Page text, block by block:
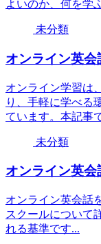
よいのか、何を学
未分類
オンライン英
オンライン学習は
り、手軽に学べる
ています。本記事
未分類
オンライン英
オンライン英会話
スクールについて
れる基準です...